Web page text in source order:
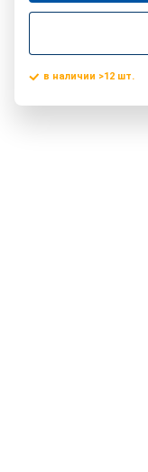
в наличии >12 шт.